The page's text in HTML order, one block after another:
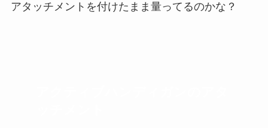
アタッチメントを付けたまま量ってるのかな？